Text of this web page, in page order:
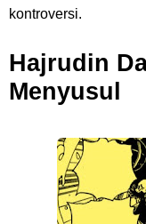
kontroversi.
Hajrudin
Menyusul